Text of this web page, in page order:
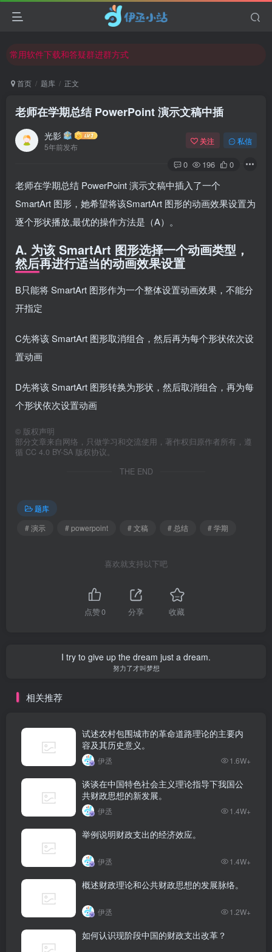
欢迎反馈网站中存在的问题和建议！
常用软件下载和答疑群进群方式
欢迎访问伊丞小站！
首页 题库 正文
老师在学期总结 PowerPoint 演示文稿中插
光影
5年前发布
关注 私信
0 196 0
老师在学期总结 PowerPoint 演示文稿中插入了一个
SmartArt 图形，她希望将该SmartArt 图形的动画效果设置为
逐个形状播放,最优的操作方法是（A）。
A. 为该 SmartArt 图形选择一个动画类型，
然后再进行适当的动画效果设置
B只能将 SmartArt 图形作为一个整体设置动画效果，不能分
开指定
C先将该 SmartArt 图形取消组合，然后再为每个形状依次设
置动画
D先将该 SmartArt 图形转换为形状，然后取消组合，再为每
个形状依次设置动画
© 版权声明
部分文章来自网络，只做学习和交流使用，著作权归原作者所有，遵
循 CC 4.0 BY-SA 版权协议。
THE END
题库
# 演示
# powerpoint # 文稿 # 总结 # 学期
喜欢就支持以下吧
点赞0 分享 收藏
I try to give up the dream just a dream.
努力了才叫梦想
相关推荐
试述农村包围城市的革命道路理论的主要内
容及其历史意义。
伊丞 1.6W+
谈谈在中国特色社会主义理论指导下我国公
共财政思想的新发展。
伊丞 1.4W+
举例说明财政支出的经济效应。
伊丞 1.4W+
概述财政理论和公共财政思想的发展脉络。
伊丞 1.2W+
如何认识现阶段中国的财政支出改革？